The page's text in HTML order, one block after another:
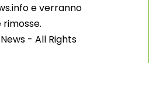
e verranno
- All Rights